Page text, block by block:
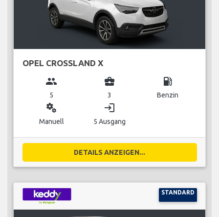
OPEL CROSSLAND X
group
5
business_center
3
local_gas_station
Benzin
miscellaneous_services
Manuell
login
5 Ausgang
DETAILS ANZEIGEN...
STANDARD